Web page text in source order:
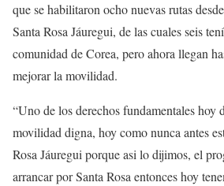
que se habilitaron ocho nuevas rutas
Santa Rosa Jáuregui, de las cuales seis
comunidad de Corea, pero ahora llegan
mejorar la movilidad.
“Uno de los derechos fundamentales hoy
movilidad digna, hoy como nunca antes
Rosa Jáuregui porque asi lo dijimos, el
arrancar por Santa Rosa entonces hoy